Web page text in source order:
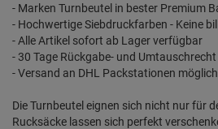
- Marken Turnbeutel in bester Premium
- Hochwertige Siebdruckfarben - Keine
- Alle Artikel sofort ab Lager verfügbar
- 30 Tage Rückgabe- und Umtauschrecht
- Versand an DHL Packstationen möglich
Die Turnbeutel eignen sich nicht nur für
Rucksäcke lassen sich perfekt